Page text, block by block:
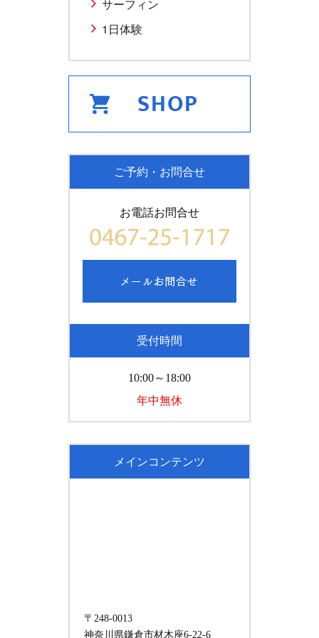
サーフィン
1日体験
ご予約・お問合せ
お電話お問合せ
受付時間
10:00～18:00
年中無休
メインコンテンツ
〒248-0013
神奈川県鎌倉市材木座6-22-6